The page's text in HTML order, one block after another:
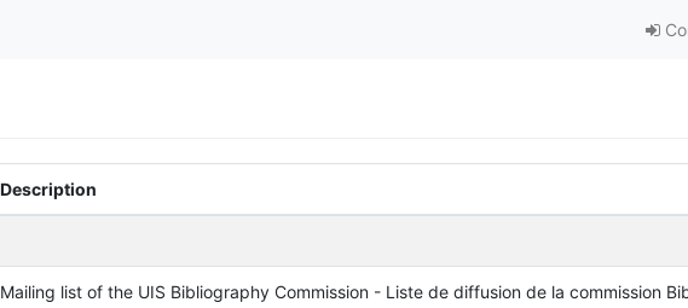
Description
Mailing list of the UIS Bibliography Commission - Liste de diffusion de la commission